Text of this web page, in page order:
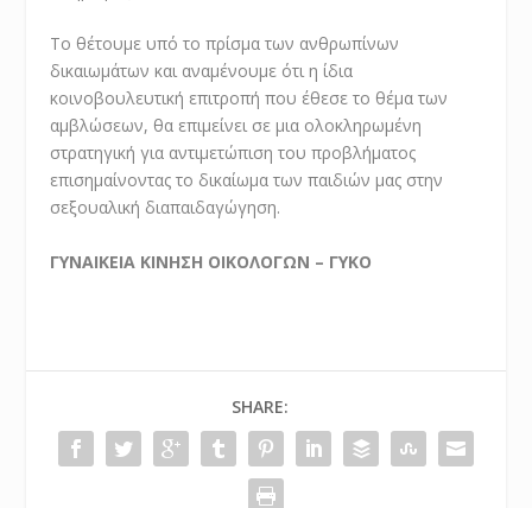
Το θέτουμε υπό το πρίσμα των ανθρωπίνων
δικαιωμάτων και αναμένουμε ότι η ίδια
κοινοβουλευτική επιτροπή που έθεσε το θέμα των
αμβλώσεων, θα επιμείνει σε μια ολοκληρωμένη
στρατηγική για αντιμετώπιση του προβλήματος
επισημαίνοντας το δικαίωμα των παιδιών μας στην
σεξουαλική διαπαιδαγώγηση.
ΓΥΝΑΙΚΕΙΑ ΚΙΝΗΣΗ ΟΙΚΟΛΟΓΩΝ – ΓΥΚΟ
SHARE: